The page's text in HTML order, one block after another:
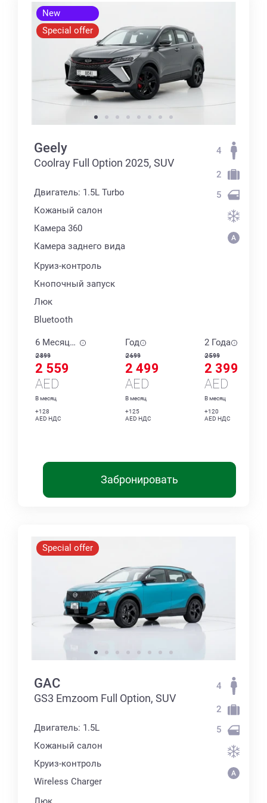
New
Special offer
Geely
Coolray Full Option 2025, SUV
Двигатель: 1.5L Turbo
Кожаный салон
Камера 360
Камера заднего вида
Круиз-контроль
Кнопочный запуск
Люк
Bluetooth
4
2
5
6 Месяцев
2 899
2 559
AED
В месяц
+128
AED НДС
Год
2 699
2 499
AED
В месяц
+125
AED НДС
2 Года
2 599
2 399
AED
В месяц
+120
AED НДС
Забронировать
Special offer
GAC
GS3 Emzoom Full Option, SUV
Двигатель: 1.5L
Кожаный салон
Круиз-контроль
Wireless Charger
4
2
5